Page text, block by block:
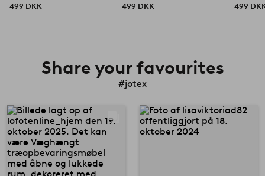
499 DKK
499 DKK
499
Share your favourites
#jotex